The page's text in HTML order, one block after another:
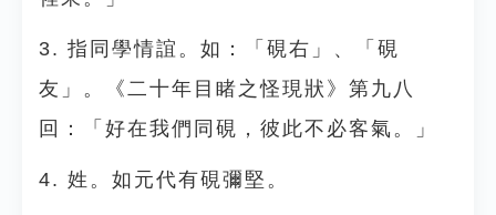
3. 指同學情誼。如：「硯右」、「硯
友」。《二十年目睹之怪現狀》第九八
回：「好在我們同硯，彼此不必客氣。」
4. 姓。如元代有硯彌堅。